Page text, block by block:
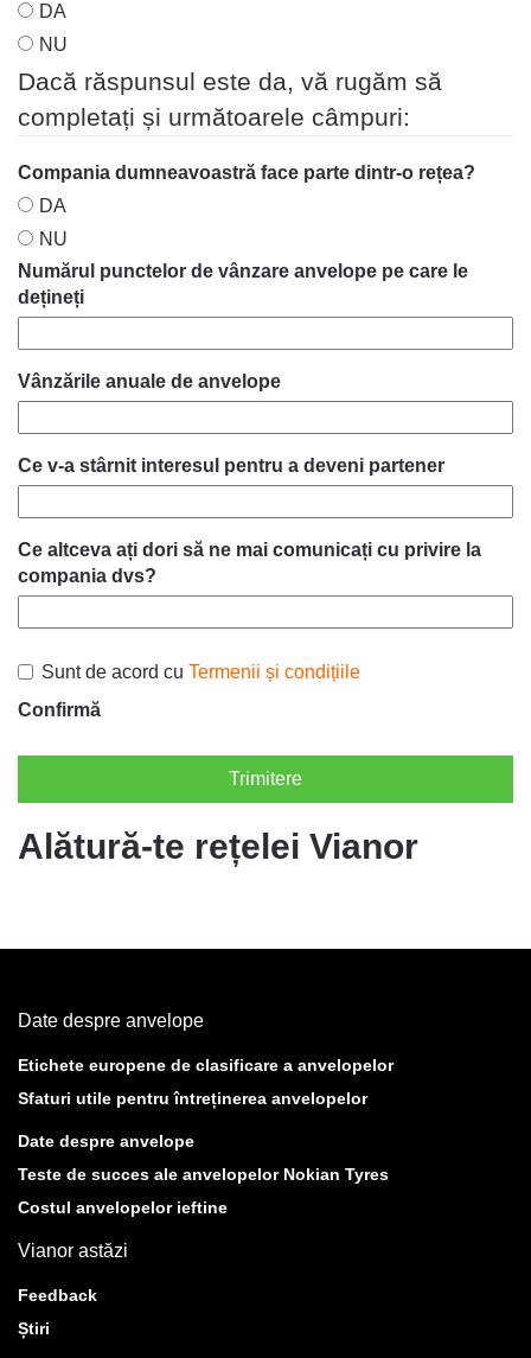
DA
NU
Dacă răspunsul este da, vă rugăm să
completați și următoarele câmpuri:
Compania dumneavoastră face parte dintr-o rețea?
DA
NU
Numărul punctelor de vânzare anvelope pe care le
dețineți
Vânzările anuale de anvelope
Ce v-a stârnit interesul pentru a deveni partener
Ce altceva ați dori să ne mai comunicați cu privire la
compania dvs?
Sunt de acord cu Termenii și condițiile
Confirmă
Alătură-te rețelei Vianor
Date despre anvelope
Etichete europene de clasificare a anvelopelor
Sfaturi utile pentru întreținerea anvelopelor
Date despre anvelope
Teste de succes ale anvelopelor Nokian Tyres
Costul anvelopelor ieftine
Vianor astăzi
Feedback
Știri